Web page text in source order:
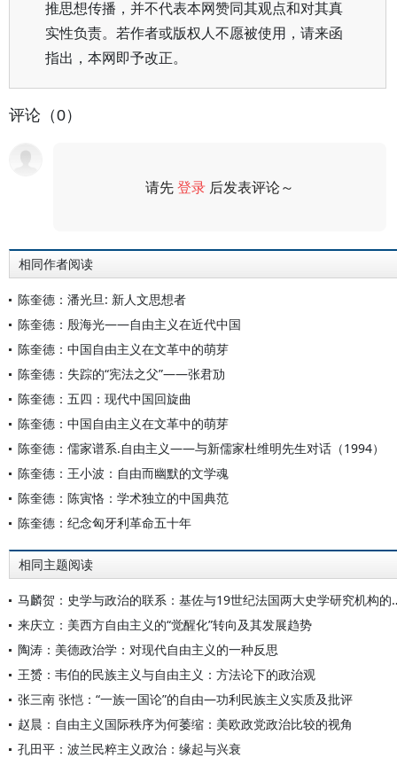
推思想传播，并不代表本网赞同其观点和对其真
实性负责。若作者或版权人不愿被使用，请来函
指出，本网即予改正。
评论（0）
请先登录 后发表评论～
相同作者阅读
陈奎德：潘光旦: 新人文思想者
陈奎德：殷海光——自由主义在近代中国
陈奎德：中国自由主义在文革中的萌芽
陈奎德：失踪的“宪法之父”——张君劢
陈奎德：五四：现代中国回旋曲
陈奎德：中国自由主义在文革中的萌芽
陈奎德：儒家谱系.自由主义——与新儒家杜维明先生对话（1994）
陈奎德：王小波：自由而幽默的文学魂
陈奎德：陈寅恪：学术独立的中国典范
陈奎德：纪念匈牙利革命五十年
相同主题阅读
马麟贺：史学与政治
来庆立：美西方自由主义的“觉醒化”转向及其发展趋势
陶涛：美德政治学：对现代自由主义的一种反思
王赟：韦伯的民族主义与自由主义：方法论下的政治观
张三南 张恺：“一族一国论”的自由—功利民族主义实质及批评
赵晨：自由主义国际秩序为何萎缩：美欧政党政治比较的视角
孔田平：波兰民粹主义政治：缘起与兴衰